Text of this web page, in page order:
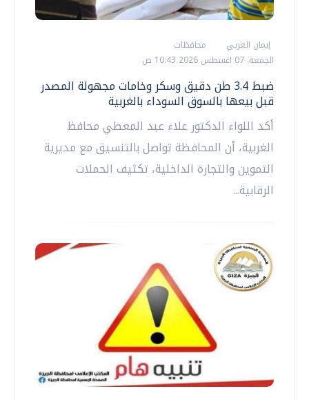
إيمان العربي
محافظات
الجمعة، 07 اغسطس 2026 10:43 ص
ضبط 3.4 طن دقيق وسكر وخامات مجهولة المصدر
قبل بيعها بالسوق السوداء بالغربية
أكد اللواء الدكتور علاء عبد المعطي محافظ
الغربية، أن المحافظة تواصل بالتنسيق مع مديرية
التموين والتجارة الداخلية، تكثيف الحملات
الرقابية...